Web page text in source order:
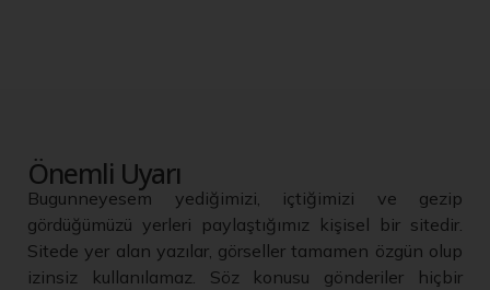
Önemli Uyarı
Bugunneyesem yediğimizi, içtiğimizi ve gezip
gördüğümüzü yerleri paylaştığımız kişisel bir sitedir.
Sitede yer alan yazılar, görseller tamamen özgün olup
izinsiz kullanılamaz. Söz konusu gönderiler hiçbir